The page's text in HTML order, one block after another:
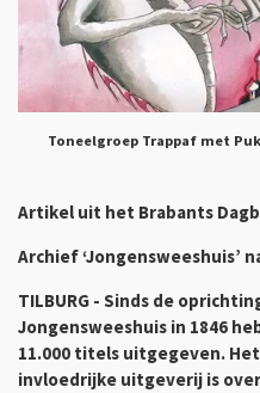
Toneelgroep Trappaf met
Artikel uit het Brabants
Archief ‘Jongensweeshuis’
TILBURG - Sinds de
Jongensweeshuis in 1846
11.000 titels uitgegeven.
invloedrijke uitgeverij is